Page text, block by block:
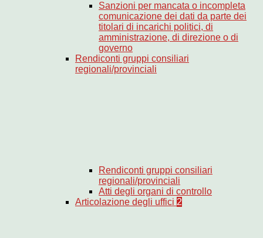
Sanzioni per mancata o incompleta
comunicazione dei dati da parte dei
titolari di incarichi politici, di
amministrazione, di direzione o di
governo
Rendiconti gruppi consiliari
regionali/provinciali
Rendiconti gruppi consiliari
regionali/provinciali
Atti degli organi di controllo
Articolazione degli uffici 2